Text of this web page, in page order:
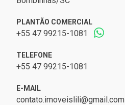
PLANTÃO COMERCIAL
+55 47 99215-1081
TELEFONE
+55 47 99215-1081
E-MAIL
contato.imoveislili@gmail.com